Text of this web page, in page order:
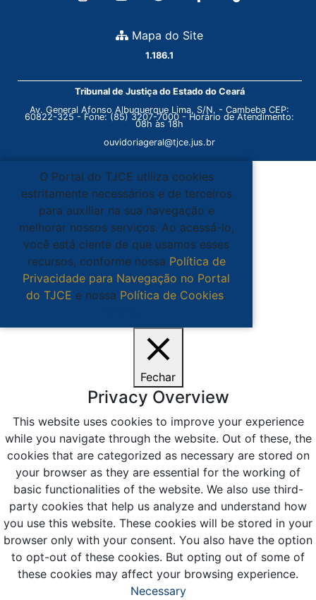
Mapa do Site
1.186.1
Tribunal de Justiça do Estado do Ceará
Av. General Afonso Albuquerque Lima, S/N. - Cambeba CEP:
60822-325 - Fone: (85) 3207-7000 - Horário de Atendimento:
08h às 18h
ouvidoriageral@tjce.jus.br
O Portal do TJCE utiliza cookies
estritamente necessários e de terceiros
para auxiliar na sua navegação e
melhorar nossos serviços. Ao acessá-lo,
você está ciente de que usamos esses
recursos, conforme nossa Política de
Privacidade para Navegação no Portal
do TJCE e nossa Política de Cookies.
Fechar
Privacy Overview
This website uses cookies to improve your experience
while you navigate through the website. Out of these, the
cookies that are categorized as necessary are stored on
your browser as they are essential for the working of
basic functionalities of the website. We also use third-
party cookies that help us analyze and understand how
you use this website. These cookies will be stored in your
browser only with your consent. You also have the option
to opt-out of these cookies. But opting out of some of
these cookies may affect your browsing experience.
Necessary